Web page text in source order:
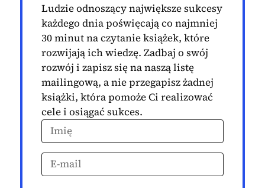
Ludzie odnoszący największe sukcesy
każdego dnia poświęcają co najmniej
30 minut na czytanie książek, które
rozwijają ich wiedzę. Zadbaj o swój
rozwój i zapisz się na naszą listę
mailingową, a nie przegapisz żadnej
książki, która pomoże Ci realizować
cele i osiągać sukces.